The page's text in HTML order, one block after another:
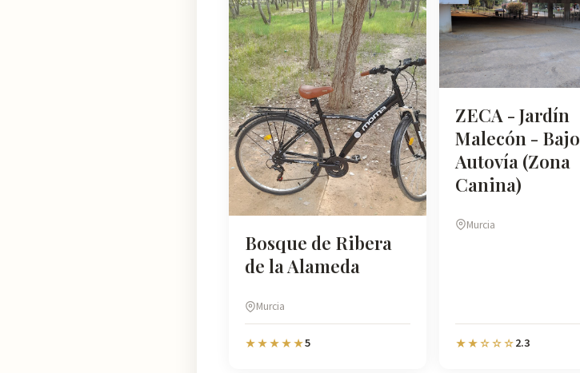
Bosque de Ribera
de la Alameda
Murcia
★★★★★5
ZECA - Jardín
Malecón - Bajo
Autovía (Zona
Canina)
Murcia
★★☆☆☆2.3